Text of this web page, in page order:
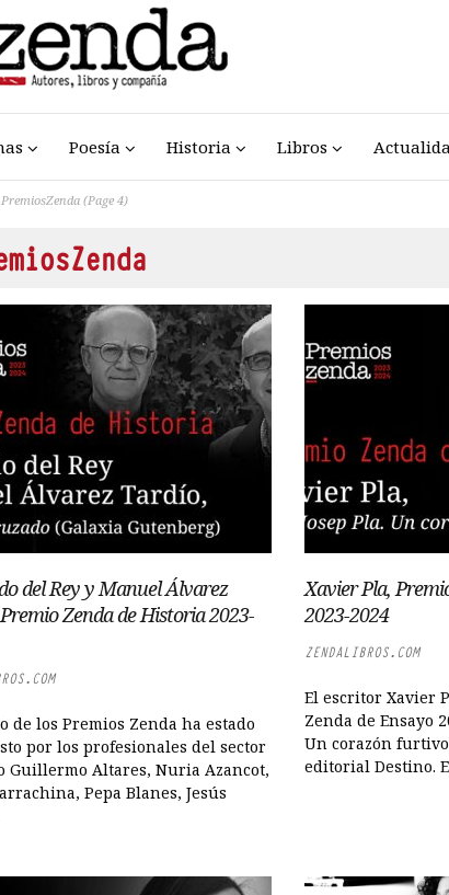
Poesía Historia Libros
PremiosZenda (Page 4)
del Rey y Manuel Álvarez
Zenda de Historia 2023-
de los Premios Zenda ha estado
por los profesionales del sector
Guillermo Altares, Nuria Azancot,
Pepa Blanes, Jesús
Xavier Pla,
2023-2024
ZENDALIBROS.COM
El escritor Xavier
Zenda de Ensayo
Un corazón
editorial Destino.